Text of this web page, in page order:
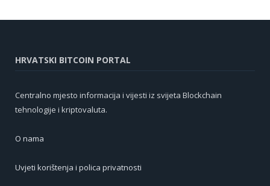
HRVATSKI BITCOIN PORTAL
Centralno mjesto informacija i vijesti iz svijeta Blockchain
tehnologije i kriptovaluta.
O nama
Uvjeti korištenja i polica privatnosti